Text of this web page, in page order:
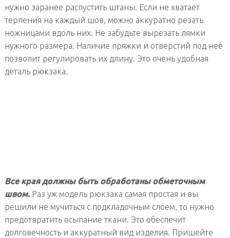
нужно заранее распустить штаны. Если не хватает
терпения на каждый шов, можно аккуратно резать
ножницами вдоль них. Не забудьте вырезать лямки
нужного размера. Наличие пряжки и отверстий под неё
позволит регулировать их длину. Это очень удобная
деталь рюкзака.
Все края должны быть обработаны обметочным
швом.Раз уж модель рюкзака самая простая и вы
решили не мучиться с подкладочным слоем, то нужно
предотвратить осыпание ткани. Это обеспечит
долговечность и аккуратный вид изделия. Пришейте